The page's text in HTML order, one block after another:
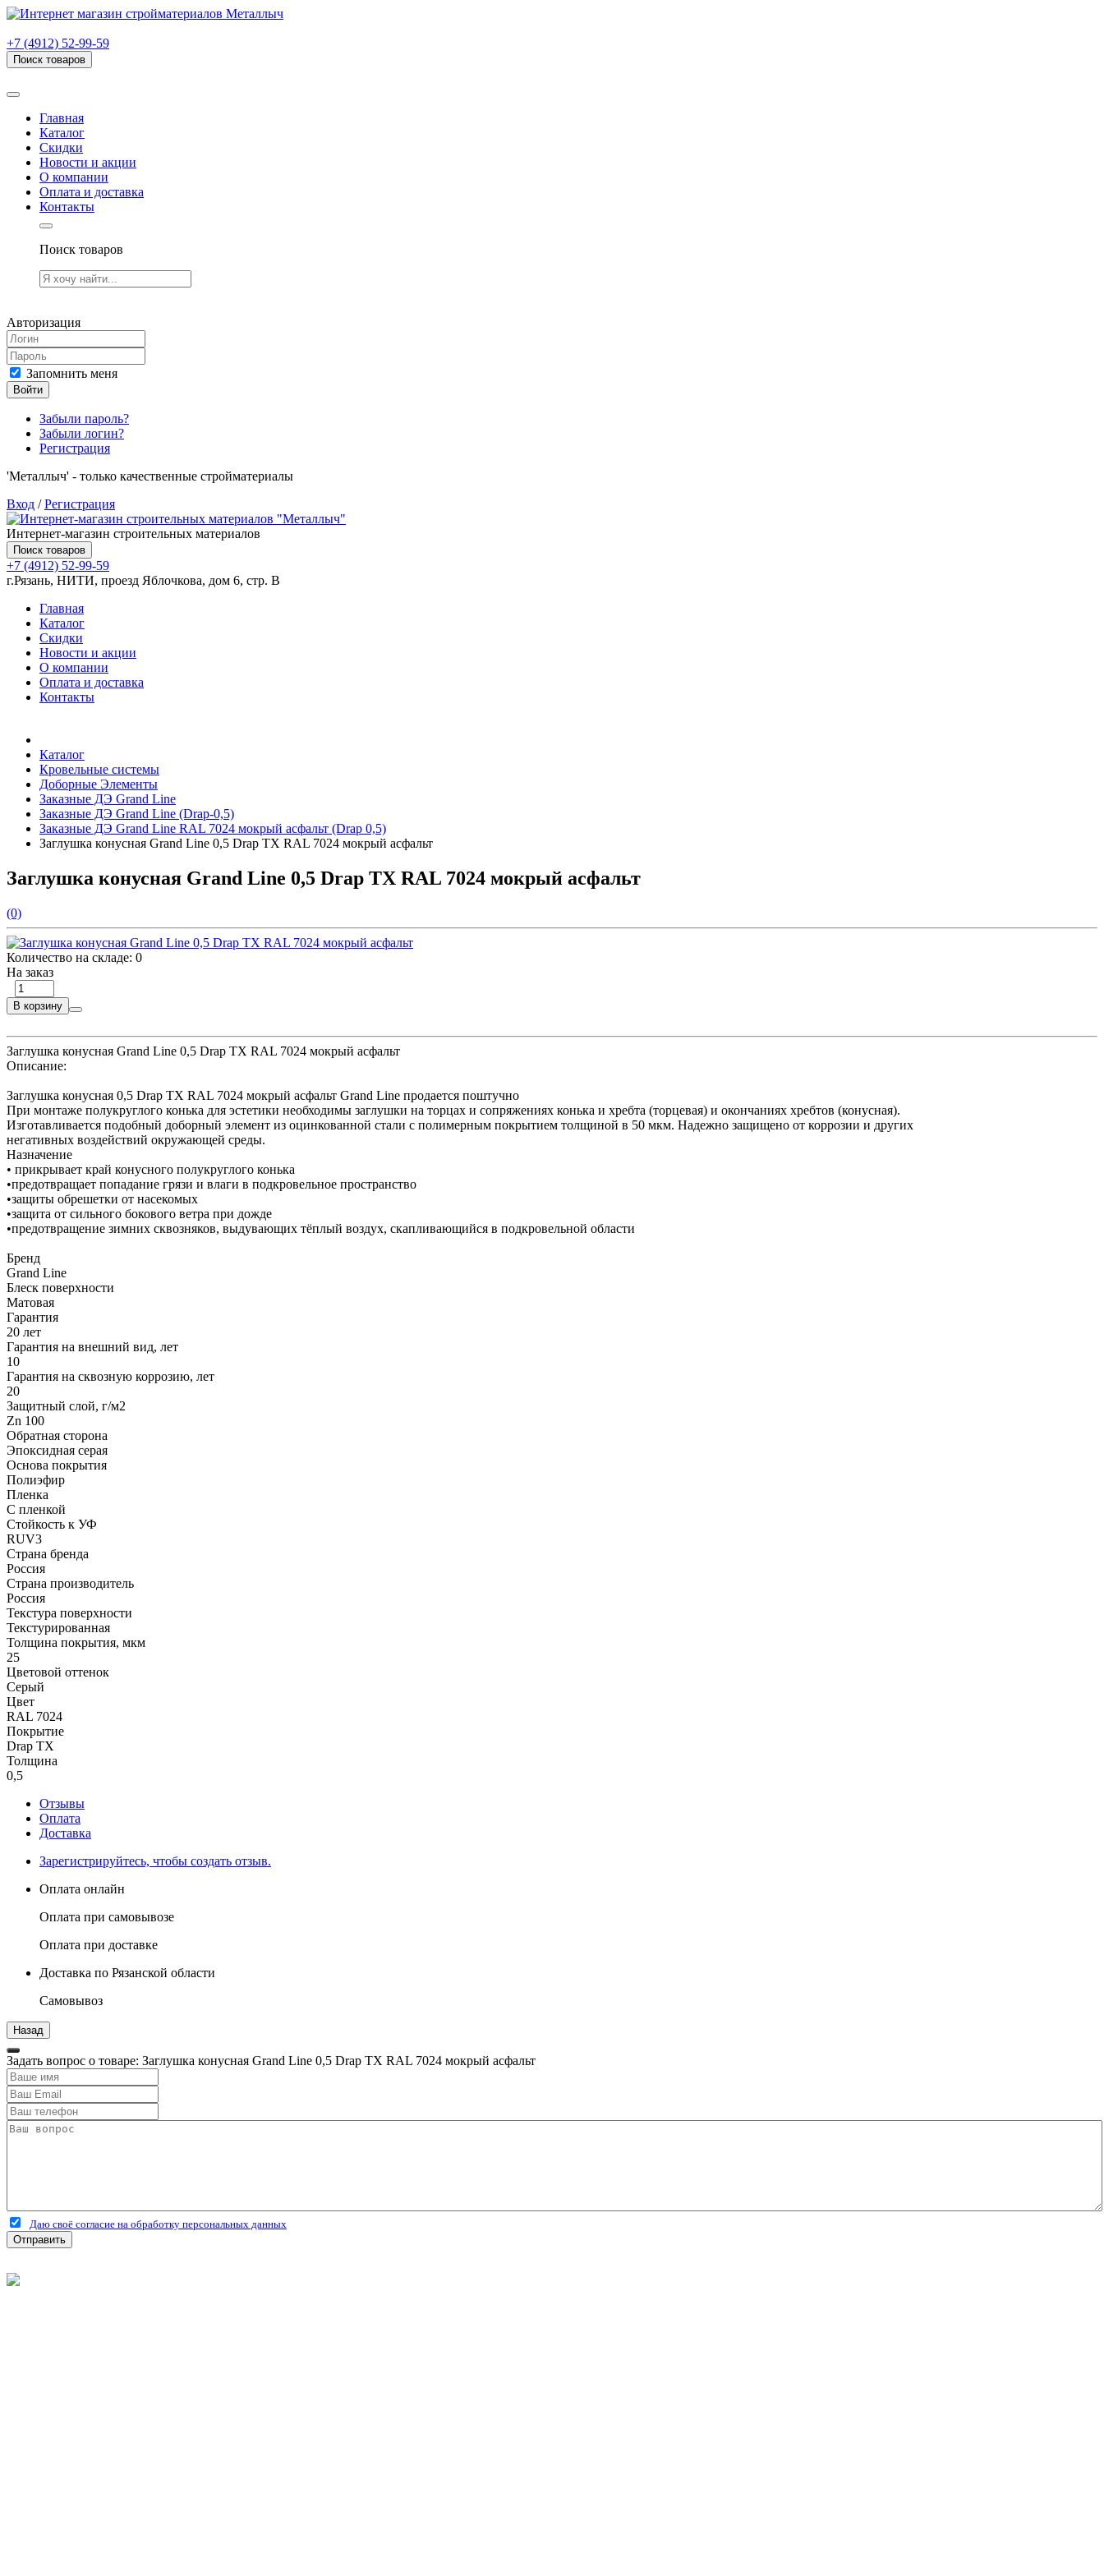
+7 (4912) 52-99-59
Поиск товаров
Главная
Каталог
Скидки
Новости и акции
О компании
Оплата и доставка
Контакты
Поиск товаров
Авторизация
Запомнить меня
Войти
Забыли пароль?
Забыли логин?
Регистрация
'Металлыч' - только качественные стройматериалы
Вход /Регистрация
Интернет-магазин строительных материалов
Поиск товаров
+7 (4912) 52-99-59
г.Рязань, НИТИ, проезд Яблочкова, дом 6, стр. В
Главная
Каталог
Скидки
Новости и акции
О компании
Оплата и доставка
Контакты
Каталог
Кровельные системы
Доборные Элементы
Заказные ДЭ Grand Line
Заказные ДЭ Grand Line (Drap-0,5)
Заказные ДЭ Grand Line RAL 7024 мокрый асфальт (Drap 0,5)
Заглушка конусная Grand Line 0,5 Drap ТХ RAL 7024 мокрый асфальт
Заглушка конусная Grand Line 0,5 Drap ТХ RAL 7024 мокрый асфальт
(0)
Количество на складе: 0
На заказ
В корзину
Заглушка конусная Grand Line 0,5 Drap ТХ RAL 7024 мокрый асфальт
Описание:
Заглушка конусная 0,5 Drap TX RAL 7024 мокрый асфальт Grand Line продается поштучно
При монтаже полукруглого конька для эстетики необходимы заглушки на торцах и сопряжениях конька и хребта (торцевая) и окончаниях хребтов (конусная).
Изготавливается подобный доборный элемент из оцинкованной стали с полимерным покрытием толщиной в 50 мкм. Надежно защищено от коррозии и других
негативных воздействий окружающей среды.
Назначение
• прикрывает край конусного полукруглого конька
•предотвращает попадание грязи и влаги в подкровельное пространство
•защиты обрешетки от насекомых
•защита от сильного бокового ветра при дожде
•предотвращение зимних сквозняков, выдувающих тёплый воздух, скапливающийся в подкровельной области
Бренд
Grand Line
Блеск поверхности
Матовая
Гарантия
20 лет
Гарантия на внешний вид, лет
10
Гарантия на сквозную коррозию, лет
20
Защитный слой, г/м2
Zn 100
Обратная сторона
Эпоксидная серая
Основа покрытия
Полиэфир
Пленка
С пленкой
Стойкость к УФ
RUV3
Страна бренда
Россия
Страна производитель
Россия
Текстура поверхности
Текстурированная
Толщина покрытия, мкм
25
Цветовой оттенок
Серый
Цвет
RAL 7024
Покрытие
Drap TX
Толщина
0,5
Отзывы
Оплата
Доставка
Зарегистрируйтесь, чтобы создать отзыв.
Оплата онлайн
Оплата при самовывозе
Оплата при доставке
Доставка по Рязанской области
Самовывоз
Задать вопрос о товаре: Заглушка конусная Grand Line 0,5 Drap ТХ RAL 7024 мокрый асфальт
Даю своё согласие на обработку персональных данных
Отправить